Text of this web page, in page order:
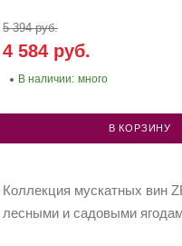
4 584 руб.
5 394 руб.
В наличии: много
В КОРЗИНУ
Коллекция мускатных вин
лесными и садовыми